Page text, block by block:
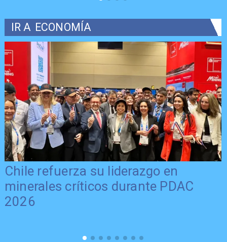
IR A ECONOMÍA
Chile refuerza su liderazgo en
minerales críticos durante PDAC
2026